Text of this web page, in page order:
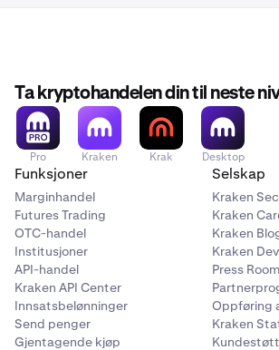
Ta kryptohandelen din til neste
Pro Kraken Krak Desktop
Funksjoner
Marginhandel
Futures Trading
OTC-handel
Institusjoner
API-handel
Kraken API Center
Innsatsbelønninger
Send penger
Gjentagende kjøp
Selskap
Kraken
Kraken
Kraken
Kraken
Press Room
Oppføring
Kraken